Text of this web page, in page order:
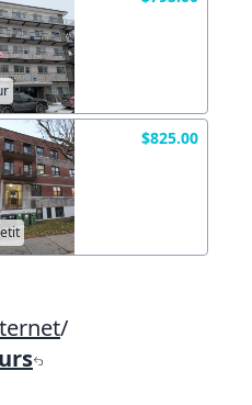
$825.00
/